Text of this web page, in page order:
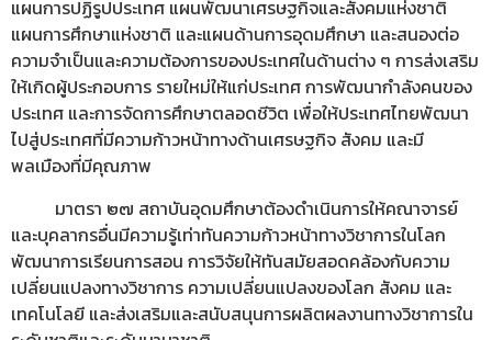
แผนการปฏิรูปประเทศ แผนพัฒนาเศรษฐกิจและสังคมแห่งชาติ
แผนการศึกษาแห่งชาติ และแผนด้านการอุดมศึกษา และสนองต่อ
ความจำเป็นและความต้องการของประเทศในด้านต่าง ๆ การส่งเสริม
ให้เกิดผู้ประกอบการ รายใหม่ให้แก่ประเทศ การพัฒนากำลังคนของ
ประเทศ และการจัดการศึกษาตลอดชีวิต เพื่อให้ประเทศไทยพัฒนา
ไปสู่ประเทศที่มีความก้าวหน้าทางด้านเศรษฐกิจ สังคม และมี
พลเมืองที่มีคุณภาพ
มาตรา ๒๗ สถาบันอุดมศึกษาต้องดำเนินการให้คณาจารย์
และบุคลากรอื่นมีความรู้เท่าทันความก้าวหน้าทางวิชาการในโลก
พัฒนาการเรียนการสอน การวิจัยให้ทันสมัยสอดคล้องกับความ
เปลี่ยนแปลงทางวิชาการ ความเปลี่ยนแปลงของโลก สังคม และ
เทคโนโลยี และส่งเสริมและสนับสนุนการผลิตผลงานทางวิชาการใน